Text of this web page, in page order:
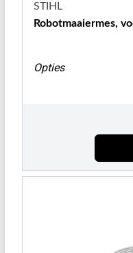
STIHL
Robotmaaiermes,
Opties